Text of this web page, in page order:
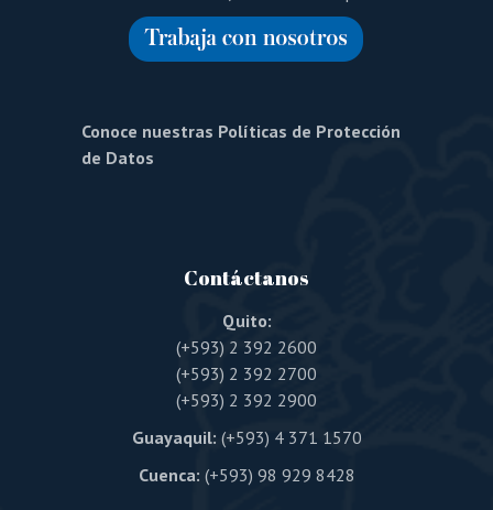
Conoce nuestras Políticas de Protección
de Datos
Contáctanos
Quito:
(+593) 2 392 2600
(+593) 2 392 2700
(+593) 2 392 2900
Guayaquil: (+593) 4 371 1570
Cuenca: (+593) 98 929 8428